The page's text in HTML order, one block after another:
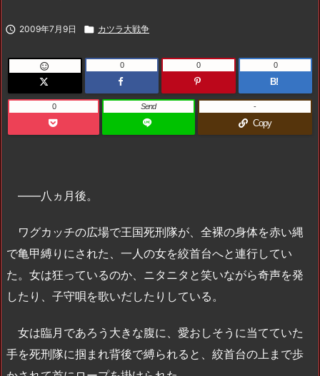
 2009年7月9日  カツラ大戦争
 0 0
B!
0
0 Send
Copy
-
――八ヵ月後。
ワグカッチの広場で王国死刑隊が、全裸の身体を赤い縄
で亀甲縛りにされた、一人の女を絞首台へと連行してい
た。女は狂っているのか、ニタニタと笑いながら奇声を発
したり、子守唄を歌いだしたりしている。
女は臨月であろう大きな腹に、愛おしそうに当てていた
手を死刑隊に掴まれ背後で縛られると、絞首台の上まで歩